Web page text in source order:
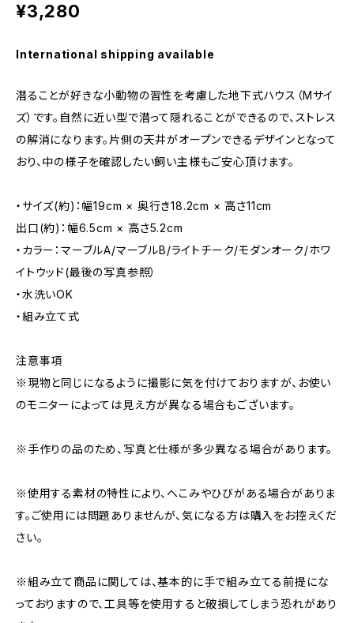
¥3,280
International shipping available
潜ることが好きな小動物の習性を考慮した地下式ハウス（Mサイ
ズ）です。自然に近い型で潜って隠れることができるので、ストレス
の解消になります。片側の天井がオープンできるデザインとなって
おり、中の様子を確認したい飼い主様もご安心頂けます。
・サイズ(約)：幅19cm × 奥行き18.2cm × 高さ11cm
出口(約)：幅6.5cm × 高さ5.2cm
・カラー：マーブルA/マーブルB/ライトチーク/モダンオーク/ホワ
イトウッド(最後の写真参照）
・水洗いOK
・組み立て式
注意事項
※現物と同じになるように撮影に気を付けておりますが、お使い
のモニターによっては見え方が異なる場合もございます。
※手作りの品のため、写真と仕様が多少異なる場合があります。
※使用する素材の特性により、へこみやひびがある場合がありま
す。ご使用には問題ありませんが、気になる方は購入をお控えくだ
さい。
※組み立て商品に関しては、基本的に手で組み立てる前提にな
っておりますので、工具等を使用すると破損してしまう恐れがあり